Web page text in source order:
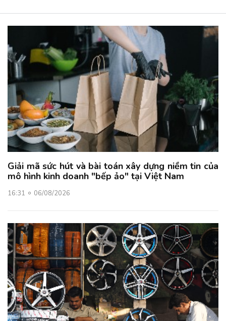
Giải mã sức hút và bài toán xây dựng niềm tin của
mô hình kinh doanh "bếp ảo" tại Việt Nam
16:31 06/08/2026